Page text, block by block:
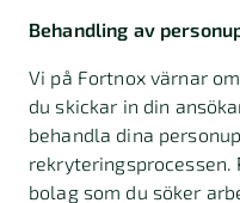
Behandling av
Vi på Fortnox värnar
du skickar in din
behandla dina
bolag som du söker